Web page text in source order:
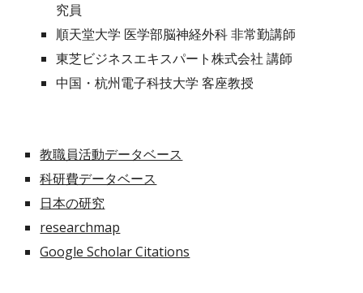
究員
順天堂大学 医学部脳神経外科 非常勤講師
東芝ビジネスエキスパート株式会社 講師
中国・杭州電子科技大学 客座教授
教職員活動データベース
科研費データベース
日本の研究
researchmap
Google Scholar Citations